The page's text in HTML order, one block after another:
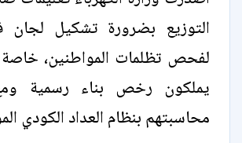
التوزيع بضرورة تشكيل لجان
لفحص تظلمات المواطنين، خاصة
يملكون رخص بناء رسمية
محاسبتهم بنظام العداد الكودي